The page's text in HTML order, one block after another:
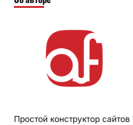
Простой конструктор